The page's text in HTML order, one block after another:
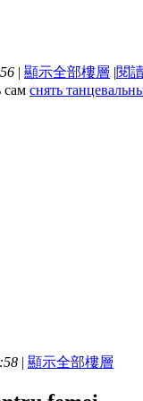
| 顯示全部樓層 |閱
сам снять
| 顯示全部樓層